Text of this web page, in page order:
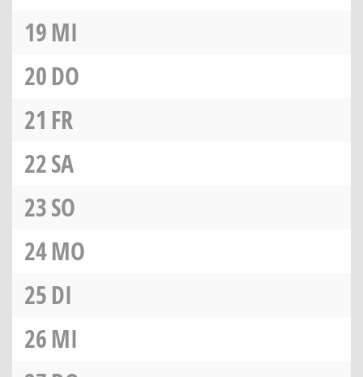
19MI
20DO
21 FR
22SA
23SO
24MO
25DI
26MI